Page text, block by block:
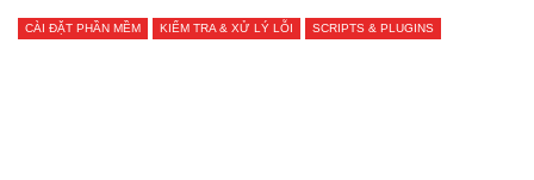
CÀI ĐẶT PHẦN MỀM KIỂM TRA & XỬ LÝ LỖI SCRIPTS & PLUGINS